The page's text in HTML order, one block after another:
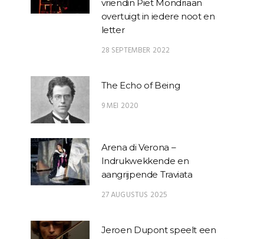
vriendin Piet Mondriaan
overtuigt in iedere noot en
letter
28 SEPTEMBER 2022
The Echo of Being
9 MEI 2020
Arena di Verona –
Indrukwekkende en
aangrijpende Traviata
27 AUGUSTUS 2025
Jeroen Dupont speelt een